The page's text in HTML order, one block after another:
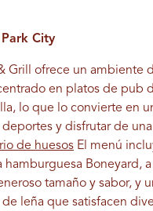
City
Grill ofrece un ambiente
en platos de pub
lo que lo convierte en
y disfrutar de
de huesos El menú
hamburguesa Boneyard,
tamaño y sabor, y
leña que satisfacen